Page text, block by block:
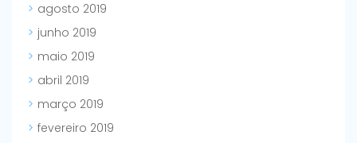
agosto 2019
junho 2019
maio 2019
abril 2019
março 2019
fevereiro 2019